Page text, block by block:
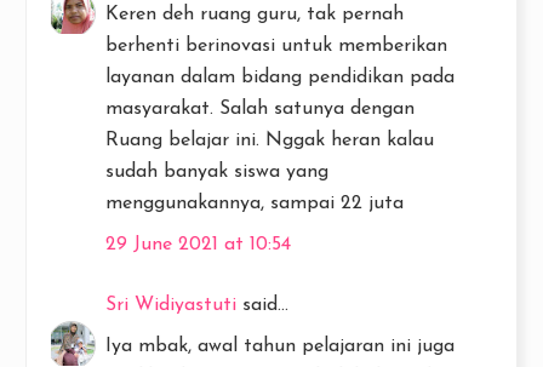
Keren deh ruang guru, tak pernah
berhenti berinovasi untuk memberikan
layanan dalam bidang pendidikan pada
masyarakat. Salah satunya dengan
Ruang belajar ini. Nggak heran kalau
sudah banyak siswa yang
menggunakannya, sampai 22 juta
29 June 2021 at 10:54
Sri Widiyastuti said...
Iya mbak, awal tahun pelajaran ini juga